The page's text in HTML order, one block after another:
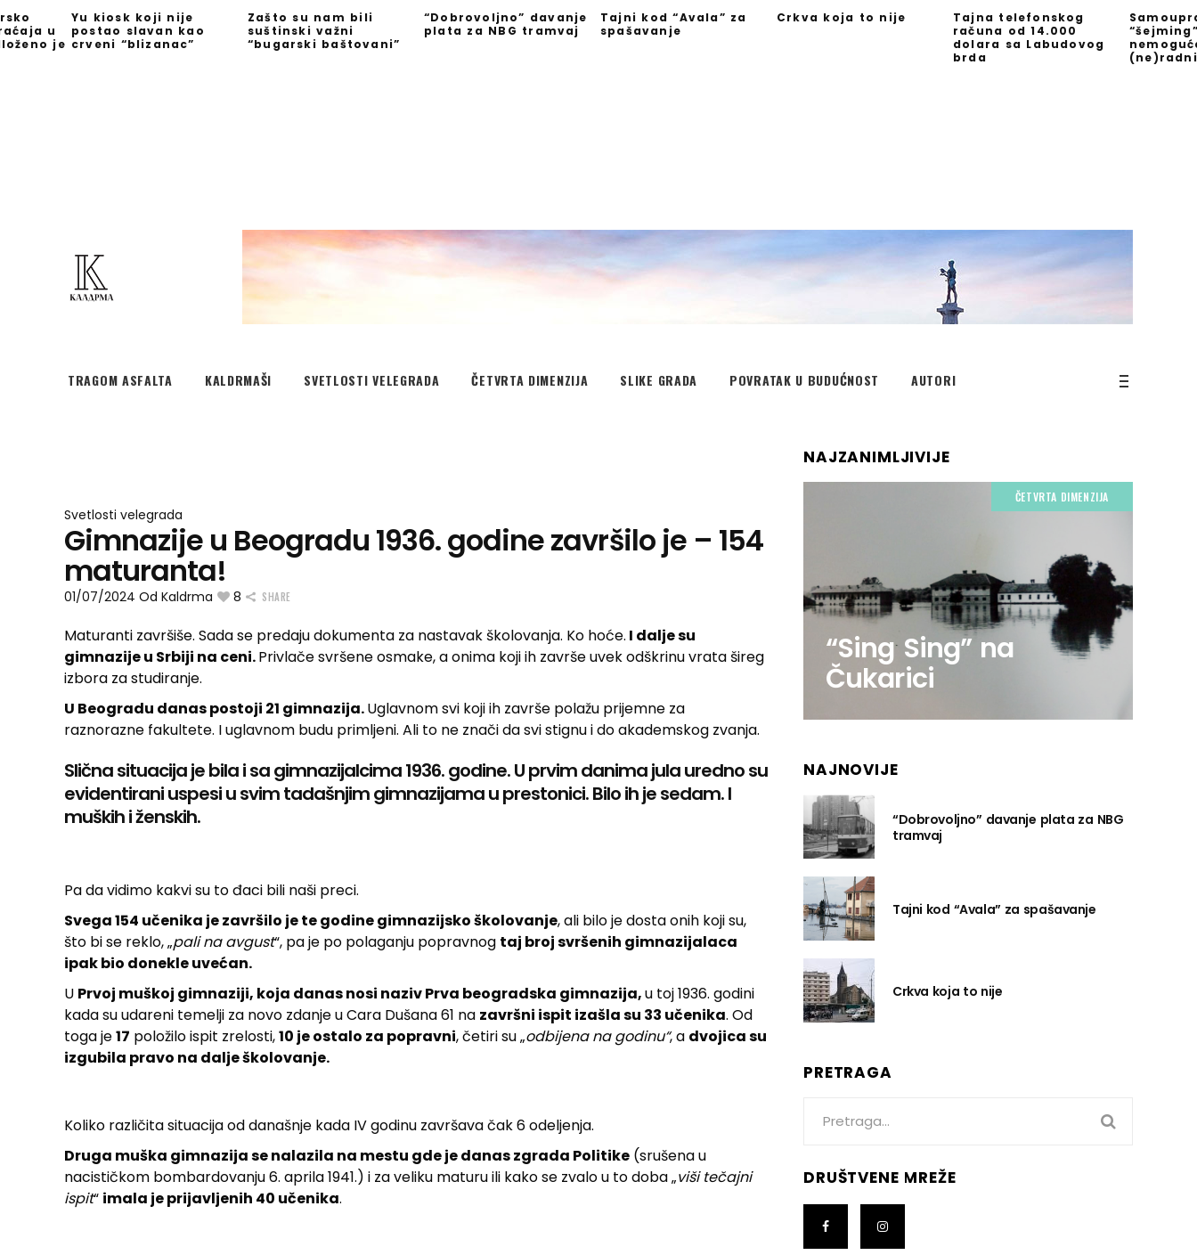
u
je
Yu kiosk koji nije
postao slavan kao
crveni “blizanac”
Zašto su nam bili
suštinski važni
“bugarski baštovani”
“Dobrovoljno” davanje
plata za NBG tramvaj
Tajni kod “Avala” za
spašavanje
Crkva koja to nije
Tajna telefonskog
računa od 14.000
dolara sa Labudovog
brda
TRAGOM ASFALTA KALDRMAŠI SVETLOSTI VELEGRADA ČETVRTA DIMENZIJA SLIKE GRADA POVRATAK U BUDUĆNOST AUTORI
Svetlosti velegrada
Gimnazije u Beogradu 1936. godine završilo je – 154
maturanta!
01/07/2024 Od Kaldrma 8 SHARE
Maturanti završiše. Sada se predaju dokumenta za nastavak školovanja. Ko hoće. I dalje su
gimnazije u Srbiji na ceni.Privlače svršene osmake, a onima koji ih završe uvek odškrinu vrata šireg
izbora za studiranje.
U Beogradu danas postoji 21 gimnazija.Uglavnom svi koji ih završe polažu prijemne za
raznorazne fakultete. I uglavnom budu primljeni. Ali to ne znači da svi stignu i do akademskog zvanja.
Slična situacija je bila i sa gimnazijalcima 1936. godine. U prvim danima jula uredno su
evidentirani uspesi u svim tadašnjim gimnazijama u prestonici. Bilo ih je sedam. I
muških i ženskih.
Pa da vidimo kakvi su to đaci bili naši preci.
Svega 154 učenika je završilo je te godine gimnazijsko školovanje, ali bilo je dosta onih koji su,
što bi se reklo, „pali na avgust“, pa je po polaganju popravnog taj broj svršenih gimnazijalaca
ipak bio donekle uvećan.
U Prvoj muškoj gimnaziji, koja danas nosi naziv Prva beogradska gimnazija,u toj 1936. godini
kada su udareni temelji za novo zdanje u Cara Dušana 61 na završni ispit izašla su 33 učenika. Od
toga je17 položilo ispit zrelosti,10 je ostalo za popravni, četiri su „odbijena na godinu“, a dvojica su
izgubila pravo na dalje školovanje.
Koliko različita situacija od današnje kada IV godinu završava čak 6 odeljenja.
Druga muška gimnazija se nalazila na mestu gde je danas zgrada Politike (srušena u
nacističkom bombardovanju 6. aprila 1941.) i za veliku maturu ili kako se zvalo u to doba „viši tečajni
ispit“ imala je prijavljenih 40 učenika.
NAJZANIMLJIVIJE
ČETVRTA DIMENZIJA
“Sing Sing” na
Čukarici
NAJNOVIJE
“Dobrovoljno” davanje plata za NBG
tramvaj
Tajni kod “Avala” za spašavanje
Crkva koja to nije
PRETRAGA
DRUŠTVENE MREŽE